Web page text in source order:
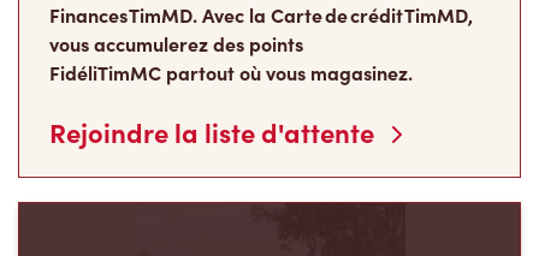
Finances TimMD. Avec la Carte de crédit TimMD,
vous accumulerez des points
FidéliTimMC partout où vous magasinez.
Rejoindre la liste d'attente